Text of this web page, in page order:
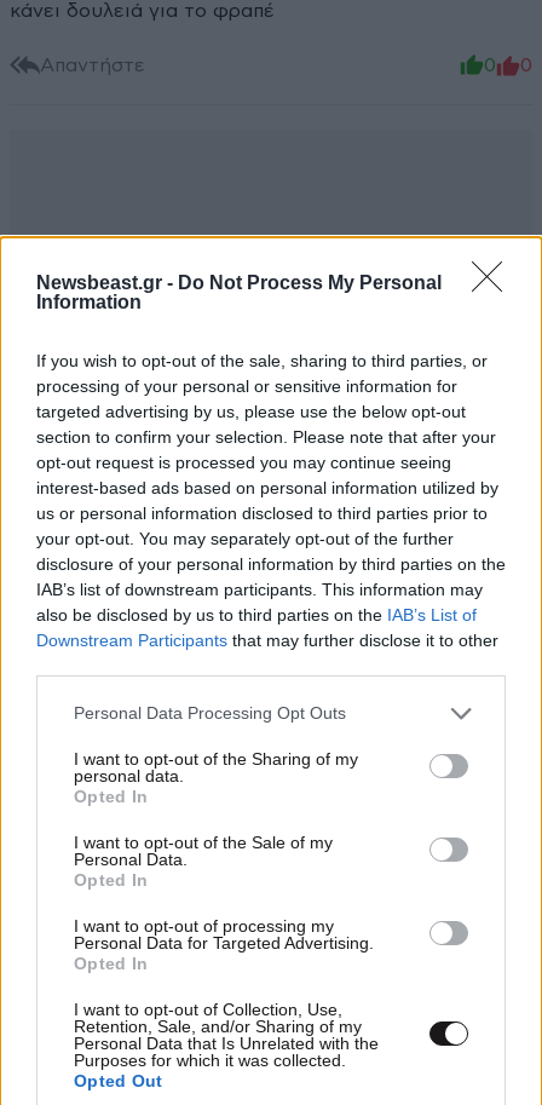
Newsbeast.gr - Do Not Process My Personal
Information
If you wish to opt-out of the sale, sharing to third parties, or
processing of your personal or sensitive information for
targeted advertising by us, please use the below opt-out
section to confirm your selection. Please note that after your
opt-out request is processed you may continue seeing
interest-based ads based on personal information utilized by
us or personal information disclosed to third parties prior to
your opt-out. You may separately opt-out of the further
disclosure of your personal information by third parties on the
IAB’s list of downstream participants. This information may
also be disclosed by us to third parties on the IAB’s List of
Downstream Participants that may further disclose it to other
Please note that this website/app uses one or more Google
not limited to your visit or usage behaviour. You may click to
grant or deny consent to Google and its third-party tags to
use your data for below specified purposes in below Google
consent section.
Personal Data Processing Opt Outs
I want to opt-out of the Sharing of my
personal data.
Opted In
I want to opt-out of the Sale of my
Personal Data.
Opted In
I want to opt-out of processing my
Personal Data for Targeted Advertising.
Opted In
I want to opt-out of Collection, Use,
Retention, Sale, and/or Sharing of my
Personal Data that Is Unrelated with the
Purposes for which it was collected.
Opted Out
κάνει δουλειά για το φραπέ
Απαντήστε 0 0
GGK 25·04·2018 00:02
Θα καταργησουν τα καλαμακια οπως και το καπνισμα
λολ!!!!!!!
Απαντήστε 1
ΑΛΕΚΑ 24·04·2018 23:25
Ο κύριοςMichael Gove, (που το newsbeast δεν μπήκε
στον κόπο να μας αναφέρει ποιάς χώρας είναι
περιβαλλοντικές ευαισθησίες, τη στιγμή που πριν
μερικές μέρες η Αγγλία βομβάρδισε την Συρία και
περιβαλλοντική καταστροφή. Το ίδιο που έκαναν και
στην Γιουγκοσλαβία το 1999 που έριξαν βόμβες με
απεμπλουτισμένο ουράνιο και τώρα θερίζει ο
ΠΕΡΙΣΣΟΤΕΡΑ ΣΧΟΛΙΑ
TRENDING
ΕΛΛΑΔΑ10·08·2026 00:07
Σαν σήμερα 10 Αυγούστου: Η Ελλάδα αγγίζει